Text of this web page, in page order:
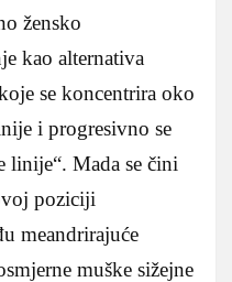
žensko
kao alternativa
se koncentrira oko
i progresivno se
linije“. Mada se čini
poziciji
meandrirajuće
muške sižejne